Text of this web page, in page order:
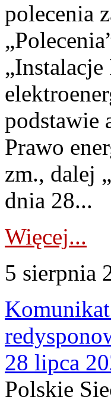
polecenia
podstawie
Prawo
zm., dalej
dnia 28...
Więcej...
5 sierpnia
28 lipca
Polskie